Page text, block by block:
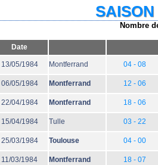
SAISON
Nombre
Date
13/05/1984 Montferrand 04 - 08
06/05/1984 Montferrand 12 - 06
22/04/1984 Montferrand 18 - 06
15/04/1984 Tulle 03 - 22
25/03/1984 Toulouse 04 - 00
11/03/1984 Montferrand 18 - 07